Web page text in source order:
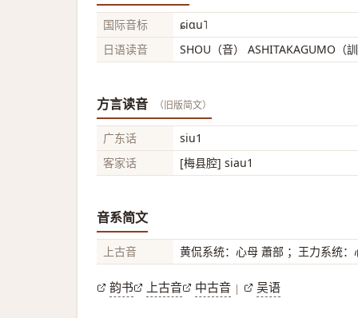
国际音标
ɕiɑu˥
日语读音
SHOU（音） ASHITAKAGUMO（
方言读音 （旧版简文）
广东话
siu1
客家话
[梅县腔] siau1
音系简文
上古音 黄侃系统：心母 蕭部 ；王力系统：
韵书 上古音 中古音 | 吴语